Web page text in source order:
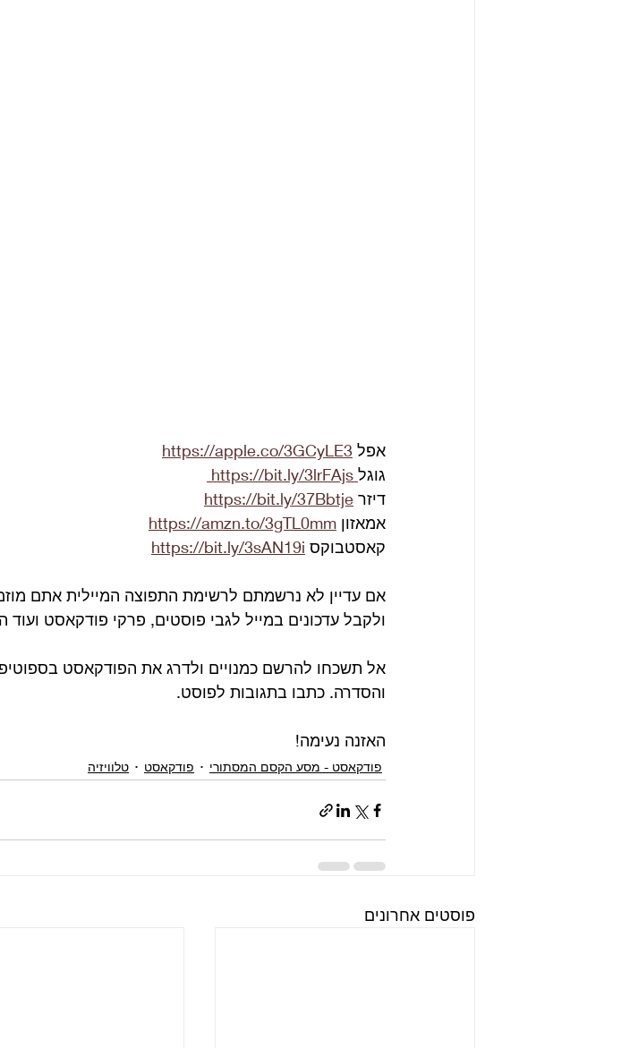
אפל https://apple.co/3GCyLE3
גוגל https://bit.ly/3lrFAjs
דיזר https://bit.ly/37Bbtje
אמאזון https://amzn.to/3gTL0mm
קאסטבוקס https://bit.ly/3sAN19i
אם עדיין לא נרשמתם לרשימת התפוצה המיילית אתם
ולקבל עדכונים במייל לגבי פוסטים, פרקי פודקאסט ועוד
אל תשכחו להרשם כמנויים ולדרג את הפודקאסט
והסדרה. כתבו בתגובות לפוסט.
האזנה נעימה!
פודקאסט - מסע הקסם המסתורי פודקאסט טלוויזיה
פוסטים אחרונים